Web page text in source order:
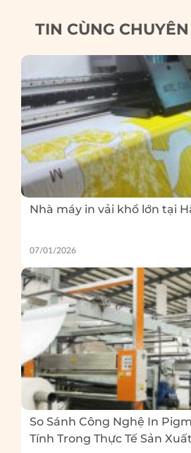
TIN CÙNG
Nhà máy in vải khổ lớn tại
07/01/2026
So Sánh Công Nghệ In
Tính Trong Thực Tế Sản Xuất